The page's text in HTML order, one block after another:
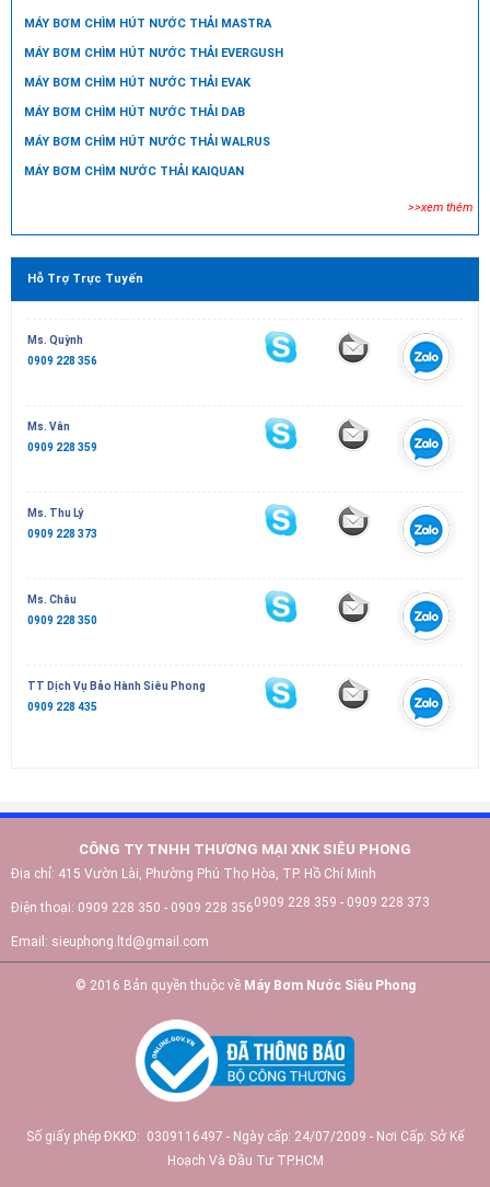
MÁY BƠM CHÌM HÚT NƯỚC THẢI MASTRA
MÁY BƠM CHÌM HÚT NƯỚC THẢI EVERGUSH
MÁY BƠM CHÌM HÚT NƯỚC THẢI EVAK
MÁY BƠM CHÌM HÚT NƯỚC THẢI DAB
MÁY BƠM CHÌM HÚT NƯỚC THẢI WALRUS
MÁY BƠM CHÌM NƯỚC THẢI KAIQUAN
>>xem thêm
Hỗ Trợ Trực Tuyến
Ms. Quỳnh
0909 228 356
Ms. Vân
0909 228 359
Ms. Thu Lý
0909 228 373
Ms. Châu
0909 228 350
TT Dịch Vụ Bảo Hành Siêu Phong
0909 228 435
CÔNG TY TNHH THƯƠNG MẠI XNK SIÊU PHONG
Địa chỉ: 415 Vườn Lài, Phường Phú Thọ Hòa, TP. Hồ Chí Minh
Điện thoại: 0909 228 350 - 0909 228 3560909 228 359 - 0909 228 373
Email: sieuphong.ltd@gmail.com
© 2016 Bản quyền thuộc về Máy Bơm Nước Siêu Phong
Số giấy phép ĐKKD: 0309116497 - Ngày cấp: 24/07/2009 - Nơi Cấp: Sở Kế
Hoạch Và Đầu Tư TP.HCM